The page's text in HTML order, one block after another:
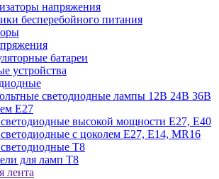
напряжения
бесперебойного питания
батареи
устройства
светодиодные лампы 12В 24В 36В
Е27
высокой мощности Е27, Е40
с цоколем Е27, Е14, MR16
Т8
для ламп T8
лента